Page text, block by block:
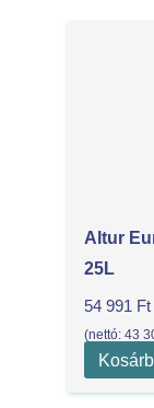
Altur
25L
54 991 Ft
(nettó:43